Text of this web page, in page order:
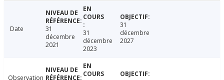
Date
31
décembre
2021
31
décembre
2023
31
décembre
2027
Observation